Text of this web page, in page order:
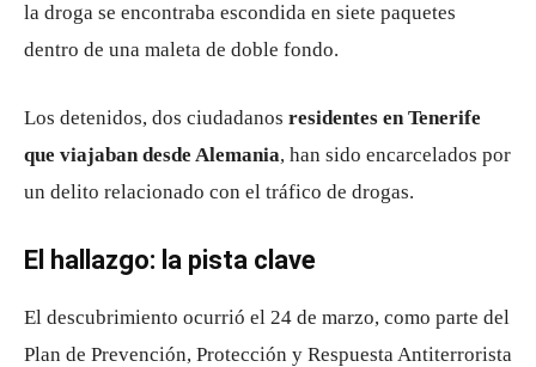
la droga se encontraba escondida en siete paquetes
dentro de una maleta de doble fondo.
Los detenidos, dos ciudadanos residentes en Tenerife
que viajaban desde Alemania, han sido encarcelados por
un delito relacionado con el tráfico de drogas.
El hallazgo: la pista clave
El descubrimiento ocurrió el 24 de marzo, como parte del
Plan de Prevención, Protección y Respuesta Antiterrorista